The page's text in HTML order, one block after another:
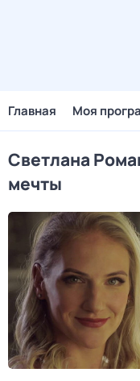
Главная Моя
Светлана
мечты